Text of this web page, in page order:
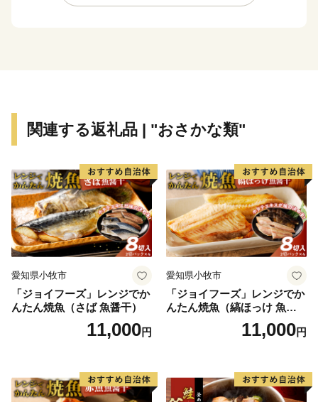
す。
関連する返礼品 | "おさかな類"
愛知県小牧市
「ジョイフーズ」レンジでか
んたん焼魚（さば 魚醤干）
11,000円
愛知県小牧市
「ジョイフーズ」レンジでか
んたん焼魚（縞ほっけ 魚醤
11,000円